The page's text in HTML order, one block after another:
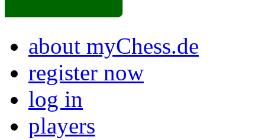
about myChess.de
register now
log in
players